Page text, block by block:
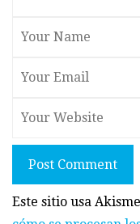
Post Comment
Este sitio usa